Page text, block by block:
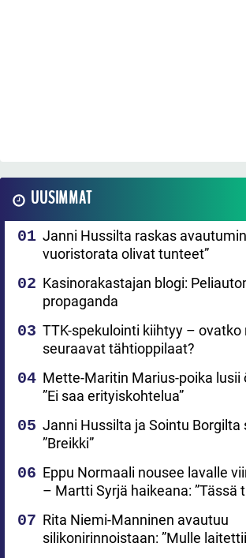
UUSIMMAT
Janni Hussilta raskas
vuoristorata olivat tunteet”
Kasinorakastajan blogi:
propaganda
TTK-spekulointi kiihtyy –
seuraavat tähtioppilaat?
Mette-Maritin Marius-poika lusii
”Ei saa erityiskohtelua”
Janni Hussilta ja Sointu Borgilta
”Breikki”
Eppu Normaali nousee lavalle
– Martti Syrjä haikeana: ”Tässä
Rita Niemi-Manninen avautuu
silikonirinnoistaan: ”Mulle